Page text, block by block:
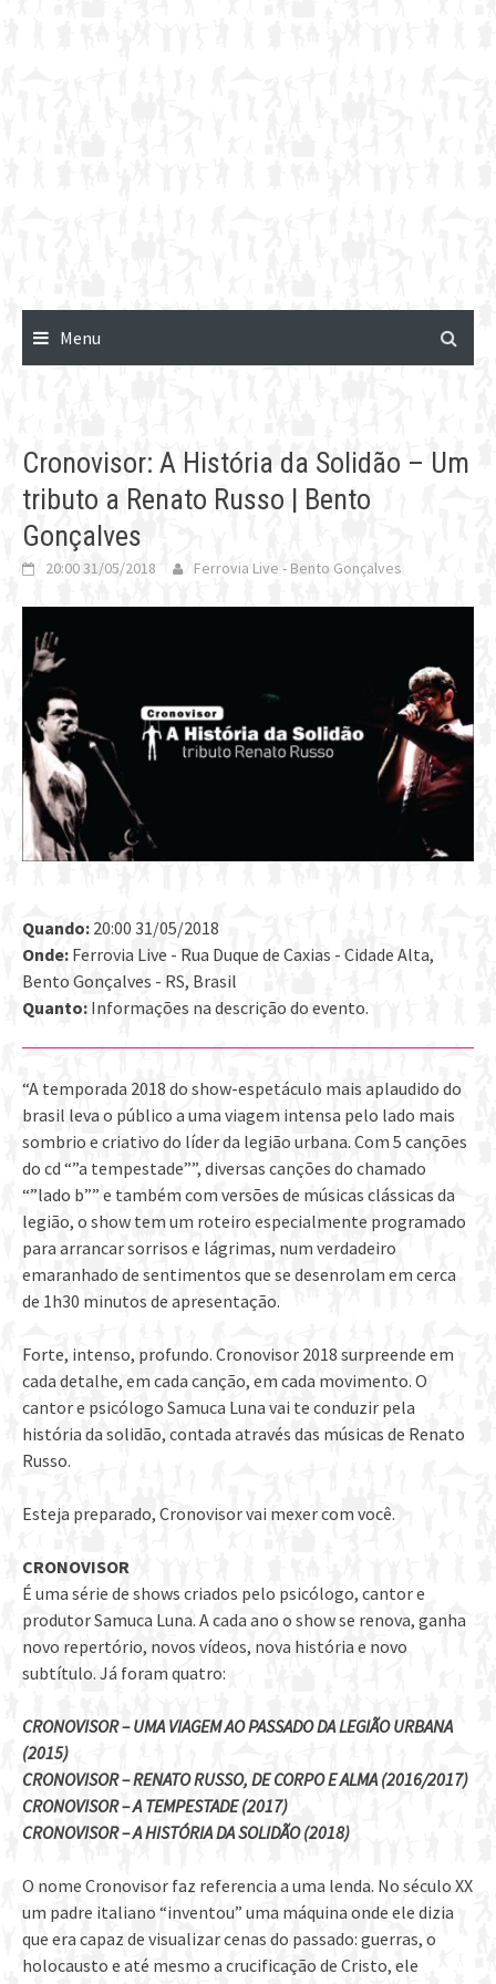
Menu
Cronovisor: A História da Solidão – Um
tributo a Renato Russo | Bento
Gonçalves
20:00 31/05/2018 Ferrovia Live - Bento Gonçalves
Quando: 20:00 31/05/2018
Onde: Ferrovia Live - Rua Duque de Caxias - Cidade Alta,
Bento Gonçalves - RS, Brasil
Quanto: Informações na descrição do evento.
“A temporada 2018 do show-espetáculo mais aplaudido do
brasil leva o público a uma viagem intensa pelo lado mais
sombrio e criativo do líder da legião urbana. Com 5 canções
do cd “”a tempestade””, diversas canções do chamado
“”lado b”” e também com versões de músicas clássicas da
legião, o show tem um roteiro especialmente programado
para arrancar sorrisos e lágrimas, num verdadeiro
emaranhado de sentimentos que se desenrolam em cerca
de 1h30 minutos de apresentação.
Forte, intenso, profundo. Cronovisor 2018 surpreende em
cada detalhe, em cada canção, em cada movimento. O
cantor e psicólogo Samuca Luna vai te conduzir pela
história da solidão, contada através das músicas de Renato
Russo.
Esteja preparado, Cronovisor vai mexer com você.
CRONOVISOR
É uma série de shows criados pelo psicólogo, cantor e
produtor Samuca Luna. A cada ano o show se renova, ganha
novo repertório, novos vídeos, nova história e novo
subtítulo. Já foram quatro:
CRONOVISOR – UMA VIAGEM AO PASSADO DA LEGIÃO URBANA
(2015)
CRONOVISOR – RENATO RUSSO, DE CORPO E ALMA (2016/2017)
CRONOVISOR – A TEMPESTADE (2017)
CRONOVISOR – A HISTÓRIA DA SOLIDÃO (2018)
O nome Cronovisor faz referencia a uma lenda. No século XX
um padre italiano “inventou” uma máquina onde ele dizia
que era capaz de visualizar cenas do passado: guerras, o
holocausto e até mesmo a crucificação de Cristo, ele